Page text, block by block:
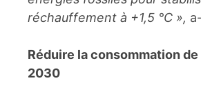
réchauffement à +1,5 °C »,
Réduire la consommation de
2030